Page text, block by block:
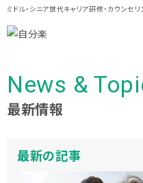
ミドル・シニア世代キャリア研修・カウンセリ
News &
最新情報
最新の記事